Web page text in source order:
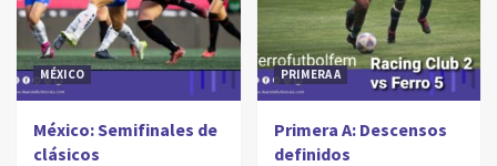
MÉXICO
México: Semifinales de
clásicos
PRIMERA A
Primera A: Descensos
definidos